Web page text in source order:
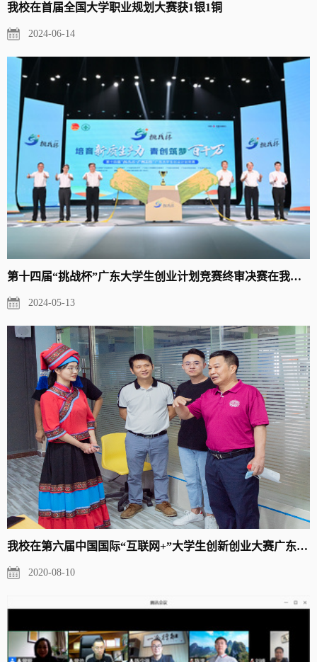
我校在首届全国大学职业规划大赛获1银1铜
2024-06-14
第十四届“挑战杯”广东大学生创业计划竞赛终审决赛在我校举办 ...
2024-05-13
我校在第六届中国国际“互联网+”大学生创新创业大赛广东省分赛...
2020-08-10